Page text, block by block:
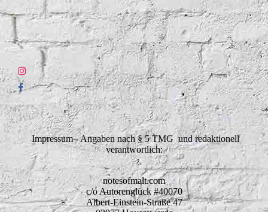
Impressum - Angaben nach § 5 TMG und redaktionell
verantwortlich:
notesofmalt.com
c/o Autorenglück #40070
Albert-Einstein-Straße 47